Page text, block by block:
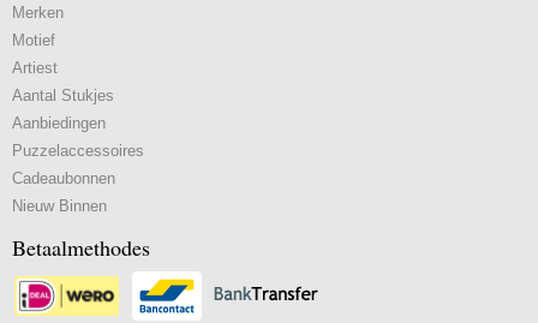
Merken
Motief
Artiest
Aantal Stukjes
Aanbiedingen
Puzzelaccessoires
Cadeaubonnen
Nieuw Binnen
Betaalmethodes